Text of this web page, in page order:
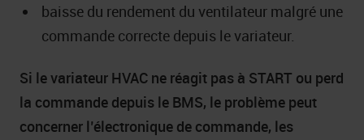
baisse du rendement du ventilateur malgré une
commande correcte depuis le variateur.
Si le variateur HVAC ne réagit pas à START ou perd
la commande depuis le BMS, le problème peut
concerner l’électronique de commande, les